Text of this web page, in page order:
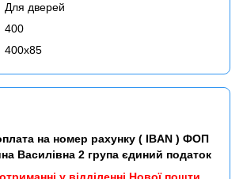
Для дверей
400
400x85
на номер рахунку ( IBAN ) ФОП
Василівна 2 група єдиний податок